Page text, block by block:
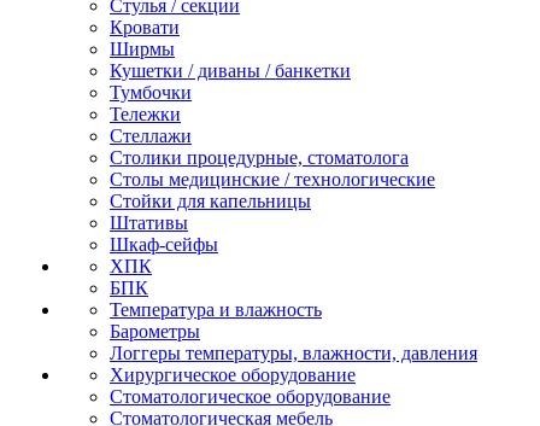
Стулья / секции
Кровати
Ширмы
Кушетки / диваны / банкетки
Тумбочки
Тележки
Стеллажи
Столики процедурные, стоматолога
Столы медицинские / технологические
Стойки для капельницы
Штативы
Шкаф-сейфы
ХПК
БПК
Температура и влажность
Барометры
Логгеры температуры, влажности, давления
Хирургическое оборудование
Стоматологическое оборудование
Стоматологическая мебель